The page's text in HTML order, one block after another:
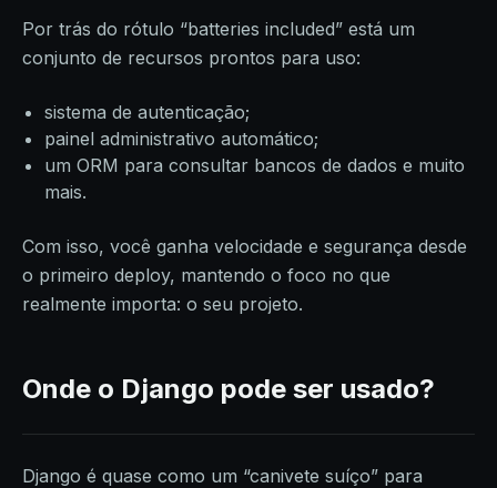
Por trás do rótulo “batteries included” está um
conjunto de recursos prontos para uso:
sistema de autenticação;
painel administrativo automático;
um ORM para consultar bancos de dados e muito
mais.
Com isso, você ganha velocidade e segurança desde
o primeiro deploy, mantendo o foco no que
realmente importa: o seu projeto.
Onde o Django pode ser usado?
Django é quase como um “canivete suíço” para